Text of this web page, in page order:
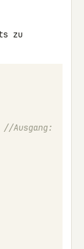
zu
//Ausgang: